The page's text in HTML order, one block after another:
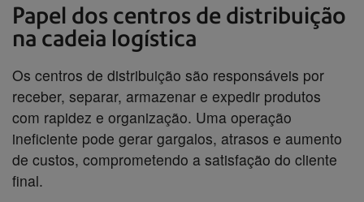
Papel dos centros de distribuição
na cadeia logística
Os centros de distribuição são responsáveis por
receber, separar, armazenar e expedir produtos
com rapidez e organização. Uma operação
ineficiente pode gerar gargalos, atrasos e aumento
de custos, comprometendo a satisfação do cliente
final.